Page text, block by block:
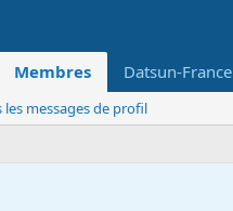
Membres Datsun-France
les messages de profil